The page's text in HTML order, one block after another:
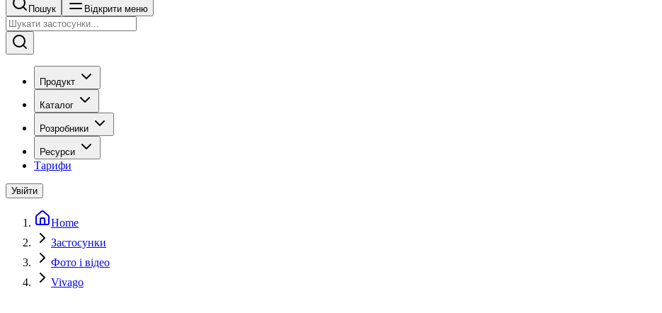
Пошук Відкрити меню
Продукт
Каталог
Розробники
Ресурси
Тарифи
Увійти
Home
Застосунки
Фото і відео
Vivago